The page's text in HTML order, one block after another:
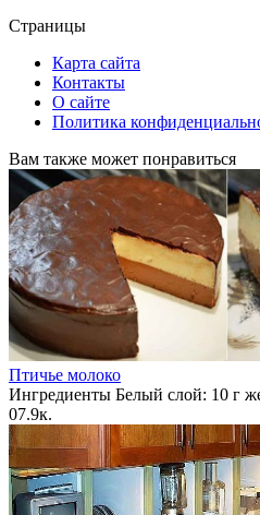
Страницы
Карта сайта
Контакты
О сайте
Политика
Вам также может понравиться
Птичье молоко
Ингредиенты Белый слой: 10 г
07.9к.